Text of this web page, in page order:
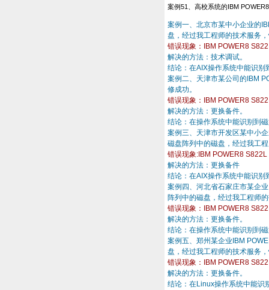
案例51、高校系统的IBM
案例一、北京市某中小企业的
盘，经过我工程师的技术服务
错误现象：IBM POWER8
解决的方法：技术调试。
结论：在AIX操作系统中能识别
案例二、天津市某公司的IBM
修成功。
错误现象：IBM POWER8
解决的方法：更换备件。
结论：在操作系统中能识别到
案例三、天津市开发区某中小
磁盘阵列中的磁盘，经过我工
错误现象:IBM POWER8
解决的方法：更换备件
结论：在AIX操作系统中能识别
案例四、河北省石家庄市某企
阵列中的磁盘，经过我工程师
错误现象：IBM POWER8
解决的方法：更换备件。
结论：在操作系统中能识别到
案例五、郑州某企业IBM
盘，经过我工程师的技术服务
错误现象：IBM POWER8
解决的方法：更换备件。
结论：在Linux操作系统中能识